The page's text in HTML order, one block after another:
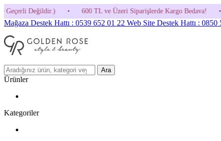
• 600 TL ve Üzeri Siparişlerde Kargo Bedava! • HOSGELDIN30
Mağaza Destek Hattı : 0539 652 01 22 Web Site Destek Hattı : 0850
Ara
Ürünler
Kategoriler